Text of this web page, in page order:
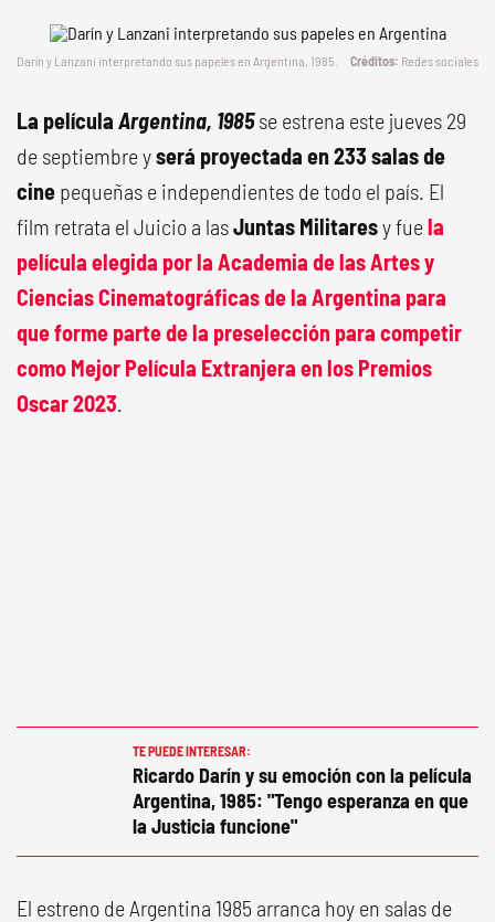
Darín y Lanzani interpretando sus papeles en Argentina, 1985 Redes sociales
La película Argentina, 1985se estrena este jueves 29
de septiembre yserá proyectada en 233 salas de
cine pequeñas e independientes de todo el país. El
film retrata el Juicio a lasJuntas Militaresy fuela
película elegida por la Academia de las Artes y
Ciencias Cinematográficas de la Argentina para
que forme parte de la preselección para competir
como Mejor Película Extranjera en los Premios
Oscar2023.
TE PUEDE INTERESAR:
Ricardo Darín y su emoción con la película
Argentina, 1985: "Tengo esperanza en que
la Justicia funcione"
El estreno de Argentina 1985 arranca hoy en salas de